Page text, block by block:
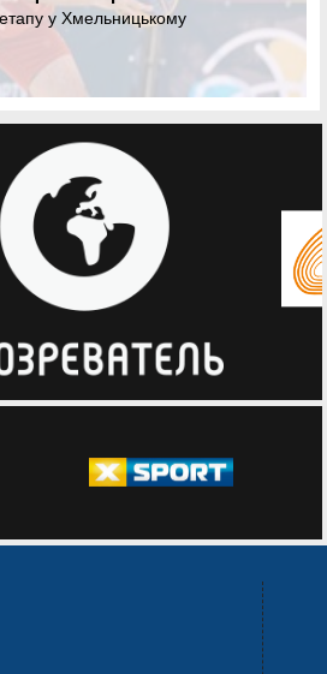
Сумська команда стала переможцем
Хмельницькому